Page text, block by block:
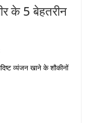
के 5 बेहतरीन
व्यंजन खाने के शौकीनों